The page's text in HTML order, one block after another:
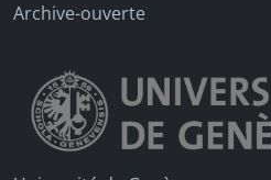
Archive-ouverte